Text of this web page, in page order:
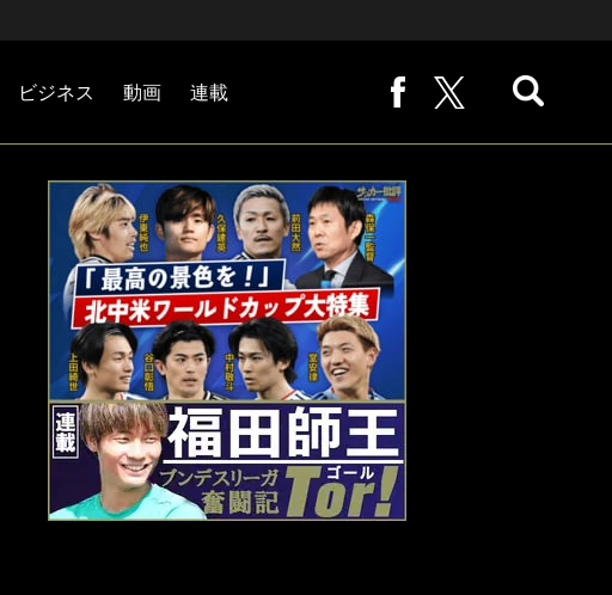
ビジネス 動画 連載